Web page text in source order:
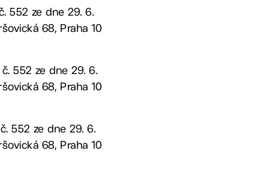
552 ze dne 29. 6.
68, Praha 10
552 ze dne 29. 6.
68, Praha 10
552 ze dne 29. 6.
68, Praha 10